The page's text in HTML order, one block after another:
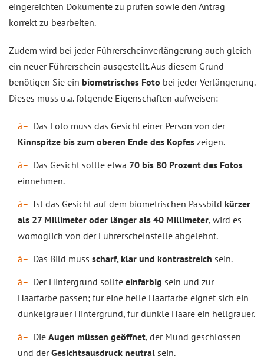
eingereichten Dokumente zu prüfen sowie den Antrag
korrekt zu bearbeiten.
Zudem wird bei jeder Führerscheinverlängerung auch gleich
ein neuer Führerschein ausgestellt. Aus diesem Grund
benötigen Sie ein biometrisches Foto bei jeder Verlängerung.
Dieses muss u.a. folgende Eigenschaften aufweisen:
Das Foto muss das Gesicht einer Person von der
Kinnspitze bis zum oberen Ende des Kopfes zeigen.
Das Gesicht sollte etwa 70 bis 80 Prozent des Fotos
einnehmen.
Ist das Gesicht auf dem biometrischen Passbild kürzer
als 27 Millimeter oder länger als 40 Millimeter, wird es
womöglich von der Führerscheinstelle abgelehnt.
Das Bild muss scharf, klar und kontrastreich sein.
Der Hintergrund sollte einfarbig sein und zur
Haarfarbe passen; für eine helle Haarfarbe eignet sich ein
dunkelgrauer Hintergrund, für dunkle Haare ein hellgrauer.
Die Augen müssen geöffnet, der Mund geschlossen
und derGesichtsausdruck neutral sein.